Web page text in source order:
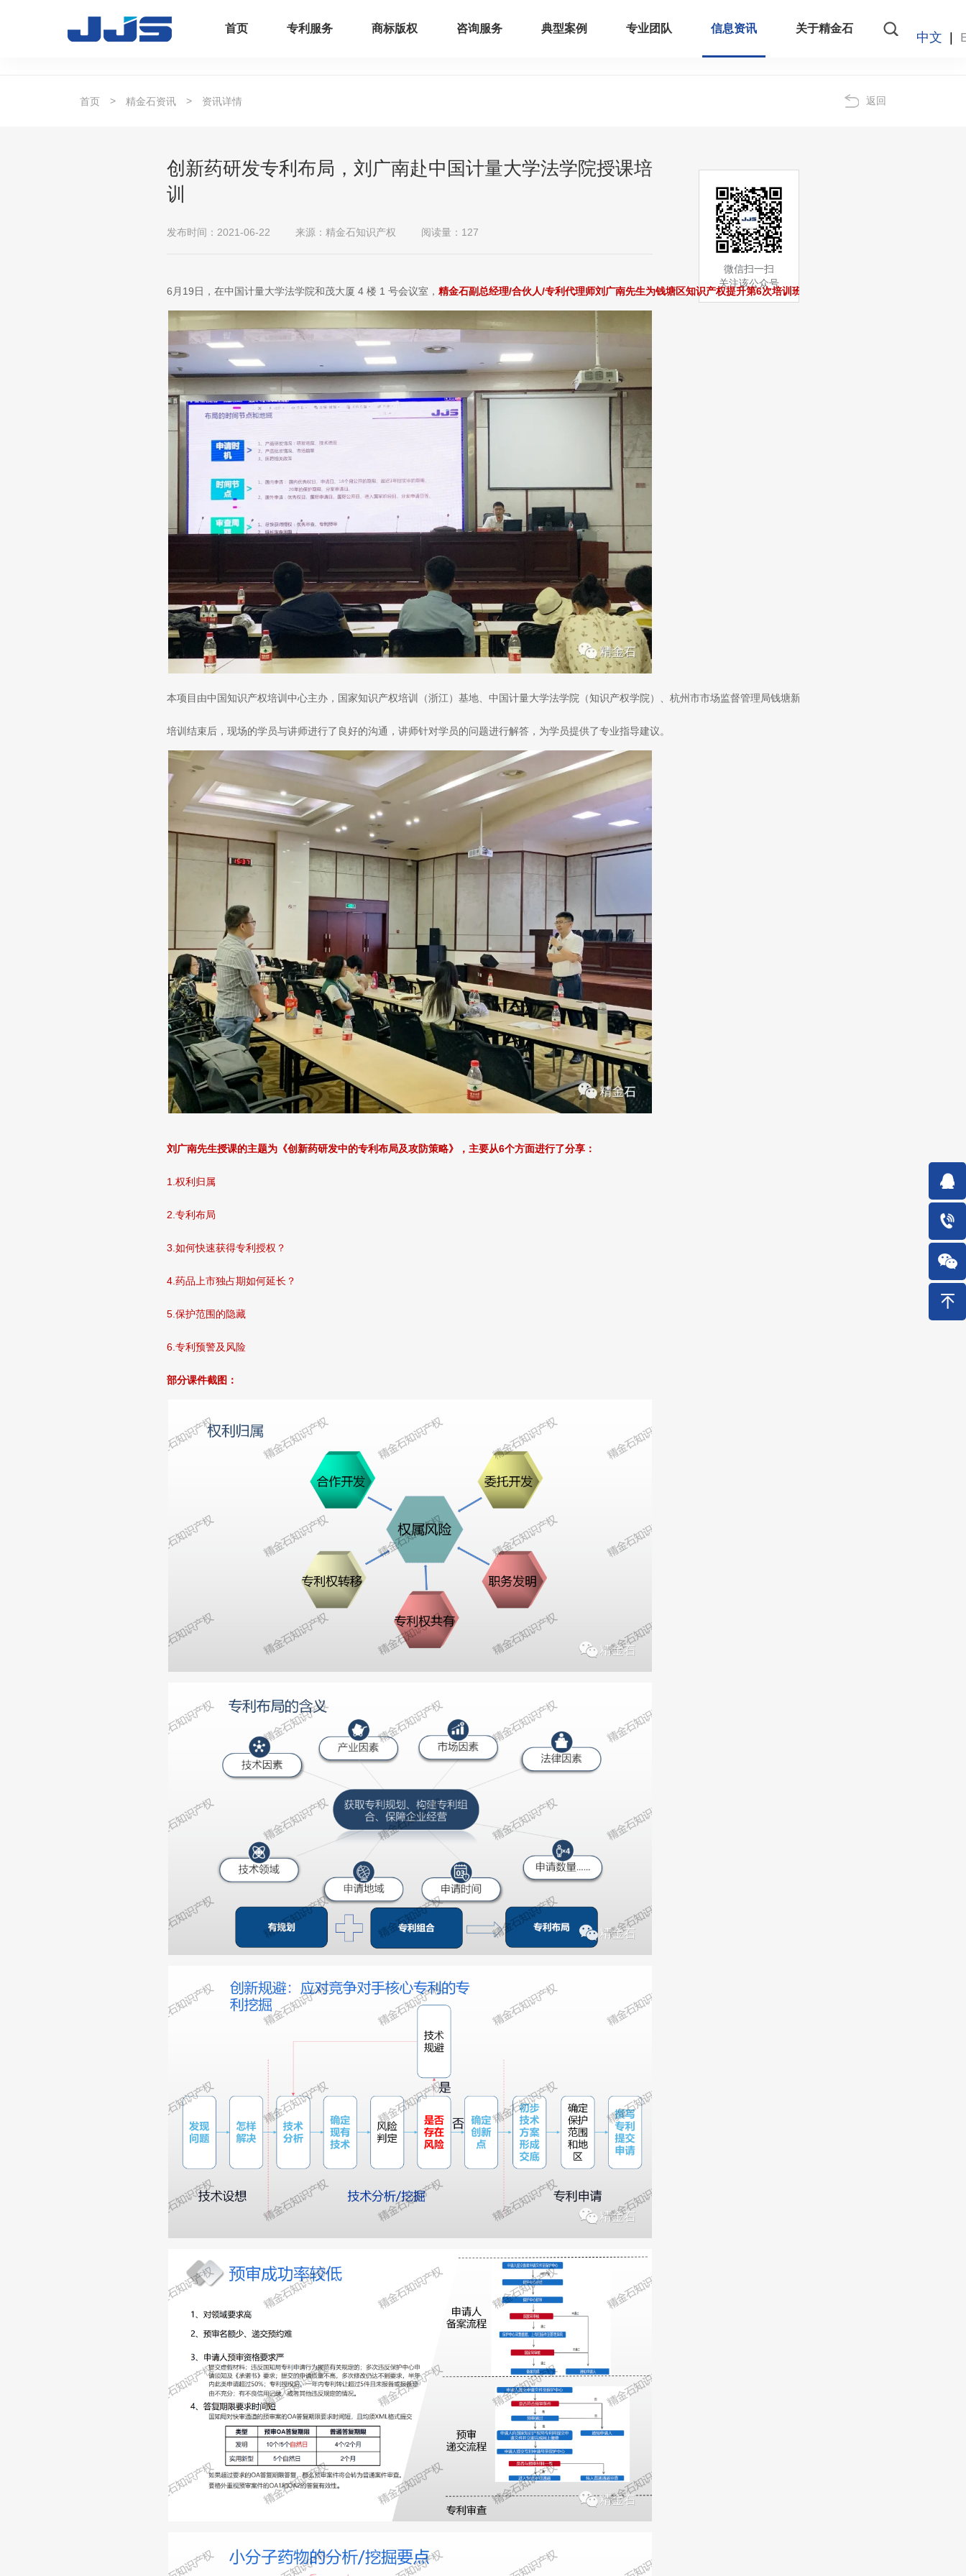
首页 专利服务 商标版权 咨询服务 典型案例 专业团队 信息资讯 关于精金石
中文
首页 > 精金石资讯 > 资讯详情 返回
创新药研发专利布局，刘广南赴中国计量大学法学院授课培
训
发布时间：2021-06-22 来源：精金石知识产权 阅读量：127
6月19日，在中国计量大学法学院和茂大厦 4 楼 1 号会议室， 精金石副总经理/合伙人/专利代理师刘广南先生为钱塘区知识产权提升第6次培训班暨产教融合知识产权高端人才公益
本项目由中国知识产权培训中心主办，国家知识产权培训（浙江）基地、中国计量大学法学院（知识产权学院）、杭州市市场监督管理局钱塘新区分局等承办。来自知产服务机构
培训结束后，现场的学员与讲师进行了良好的沟通，讲师针对学员的问题进行解答，为学员提供了专业指导建议。
刘广南先生授课的主题为《创新药研发中的专利布局及攻防策略》，主要从6个方面进行了分享：
1.权利归属
2.专利布局
3.如何快速获得专利授权？
4.药品上市独占期如何延长？
5.保护范围的隐藏
6.专利预警及风险
部分课件截图：
微信扫一扫
关注该公众号